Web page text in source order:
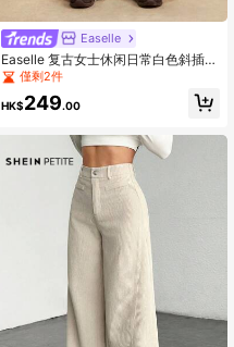
Easelle
Easelle 复古女士休闲日常白色斜插口
袋阔腿梭织裤，适合新年夜穿着。
僅剩2件
HK$249.00